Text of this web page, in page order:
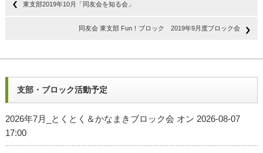
東支部2019年10月「同友会を知る会」
同友会 東支部 Fun！ブロック 2019年9月度ブロック会
支部・ブロック活動予定
2026年7月_とくとく＆かなまきブロック会 オン 2026-08-07
17:00